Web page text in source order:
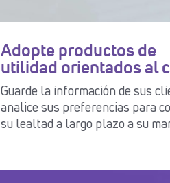
Adopte productos de
utilidad orientados al
Guarde la información de sus
analice sus preferencias para
su lealtad a largo plazo a su